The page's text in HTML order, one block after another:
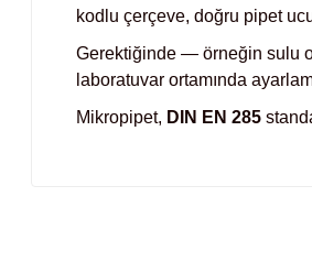
kodlu çerçeve, doğru pipet
Gerektiğinde — örneğin sulu
laboratuvar ortamında
Mikropipet, DIN EN 285